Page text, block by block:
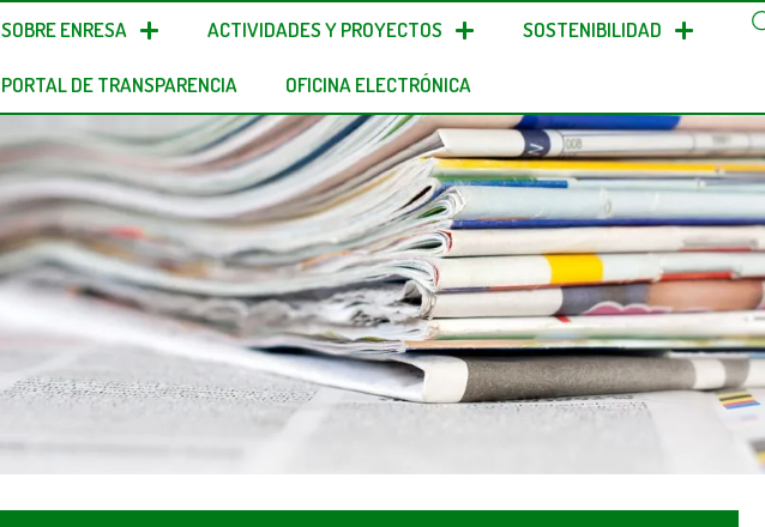
SOBRE ENRESA ACTIVIDADES Y PROYECTOS SOSTENIBILIDAD
PORTAL DE TRANSPARENCIA OFICINA ELECTRÓNICA